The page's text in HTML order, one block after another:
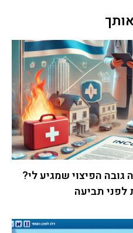
גובה הפיצוי שמגיע לי?
תביעה